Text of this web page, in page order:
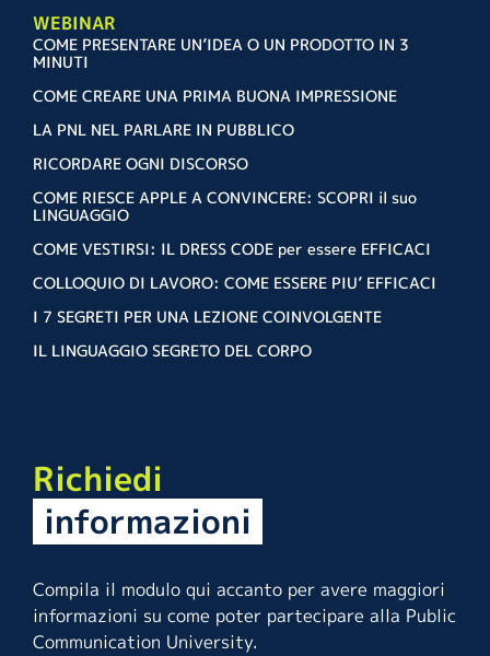
WEBINAR
COME PRESENTARE UN’IDEA O UN PRODOTTO IN 3
MINUTI
COME CREARE UNA PRIMA BUONA IMPRESSIONE
LA PNL NEL PARLARE IN PUBBLICO
RICORDARE OGNI DISCORSO
COME RIESCE APPLE A CONVINCERE: SCOPRI il suo
LINGUAGGIO
COME VESTIRSI: IL DRESS CODE per essere EFFICACI
COLLOQUIO DI LAVORO: COME ESSERE PIU’ EFFICACI
I 7 SEGRETI PER UNA LEZIONE COINVOLGENTE
IL LINGUAGGIO SEGRETO DEL CORPO
Richiedi
informazioni
Compila il modulo qui accanto per avere maggiori
informazioni su come poter partecipare alla Public
Communication University.